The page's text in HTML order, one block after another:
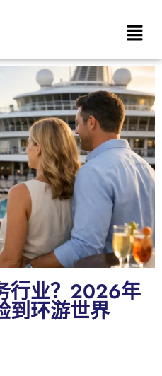
行业？2026年
到环游世界